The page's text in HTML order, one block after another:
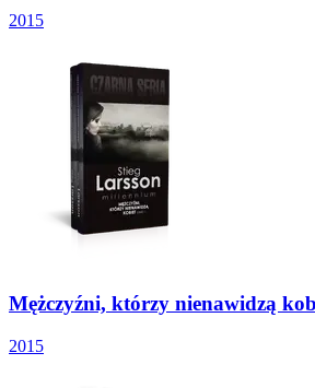
2015
Mężczyźni, którzy nienawidzą
2015